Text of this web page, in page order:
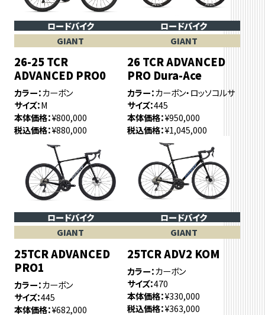
ロードバイク
GIANT
26-25 TCR
ADVANCED PRO0
カラー カーボン
サイズ M
本体価格 ¥800,000
税込価格 ¥880,000
ロードバイク
GIANT
26 TCR ADVANCED
PRO Dura-Ace
カラー カーボン・ロッソコルサ
サイズ 445
本体価格 ¥950,000
税込価格 ¥1,045,000
ロードバイク
GIANT
25TCR ADVANCED
PRO1
カラー カーボン
サイズ 445
本体価格 ¥682,000
ロードバイク
GIANT
25TCR ADV2 KOM
カラー カーボン
サイズ 470
本体価格 ¥330,000
税込価格 ¥363,000